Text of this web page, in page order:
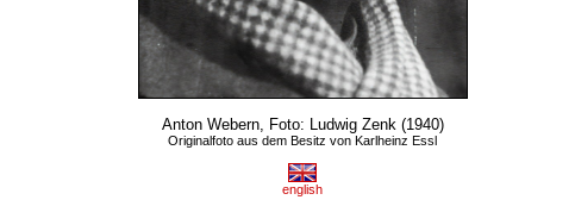
Anton Webern, Foto: Ludwig Zenk (1940)
Originalfoto aus dem Besitz von Karlheinz Essl
english